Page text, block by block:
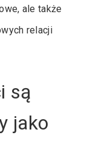
ale także
relacji
są
jako